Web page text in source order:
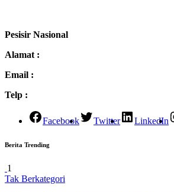
Pesisir Nasional
Alamat :
Email :
Telp :
Facebook Twitter LinkedIn
Berita Trending
1
Tak Berkategori